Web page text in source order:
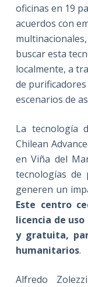
oficinas en 19
acuerdos con
buscar esta
localmente, a
de
escenarios de
La tecnología
Chilean
en Viña del
tecnologías de
generen un
Este centro
licencia de
y gratuita,
humanitarios.
Alfredo